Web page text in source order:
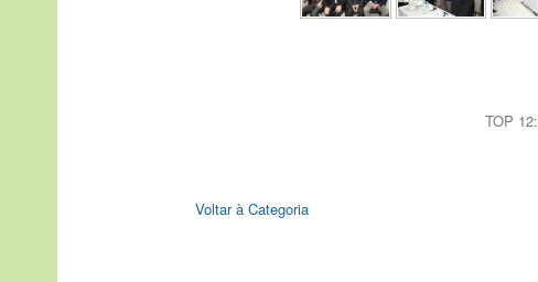
TOP 12:
Voltar à Categoria